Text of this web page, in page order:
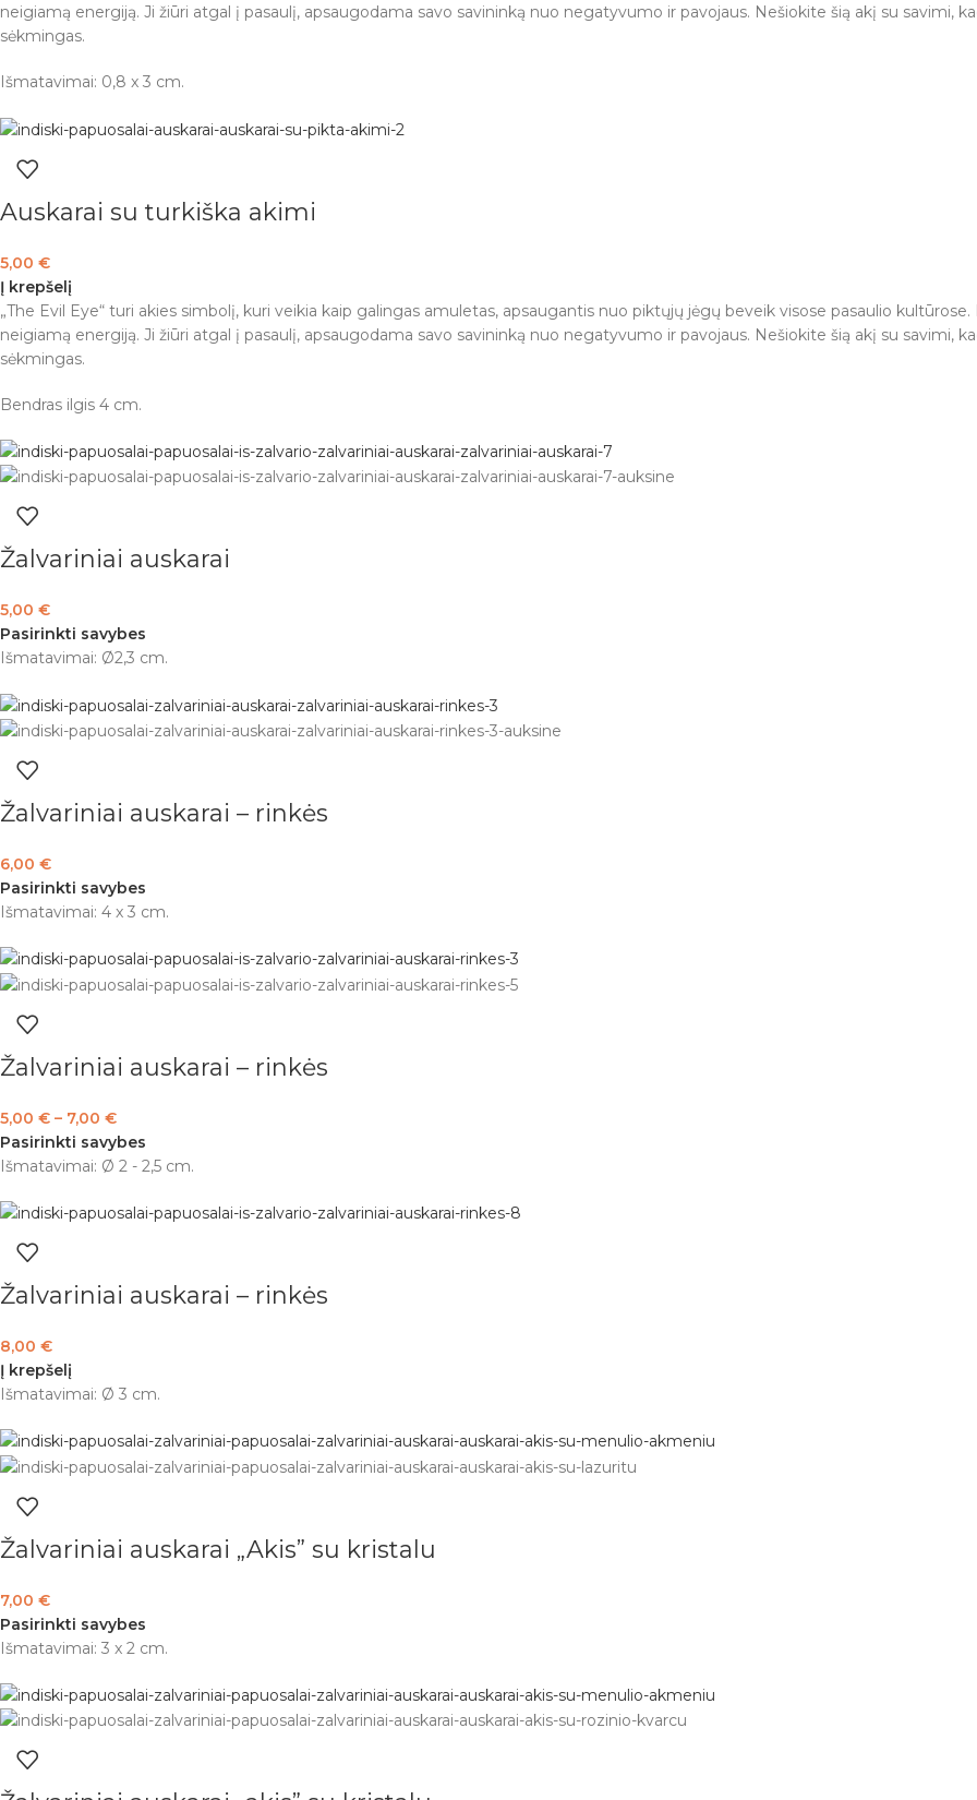
neigiamą energiją. Ji žiūri atgal į pasaulį, apsaugodama savo savininką nuo negatyvumo ir pavojaus. Nešiokite šią akį su savimi,
sėkmingas.
Išmatavimai: 0,8 x 3 cm.
Auskarai su turkiška akimi
5,00 €
Į krepšelį
„The Evil Eye“ turi akies simbolį, kuri veikia kaip galingas amuletas, apsaugantis nuo piktųjų jėgų beveik visose pasaulio
neigiamą energiją. Ji žiūri atgal į pasaulį, apsaugodama savo savininką nuo negatyvumo ir pavojaus. Nešiokite šią akį su savimi,
sėkmingas.
Bendras ilgis 4 cm.
Žalvariniai auskarai
5,00 €
Pasirinkti savybes
Išmatavimai: Ø2,3 cm.
Žalvariniai auskarai – rinkės
6,00 €
Pasirinkti savybes
Išmatavimai: 4 x 3 cm.
Žalvariniai auskarai – rinkės
5,00 € – 7,00 €
Pasirinkti savybes
Išmatavimai: Ø 2 - 2,5 cm.
Žalvariniai auskarai – rinkės
8,00 €
Į krepšelį
Išmatavimai: Ø 3 cm.
Žalvariniai auskarai „Akis” su kristalu
7,00 €
Pasirinkti savybes
Išmatavimai: 3 x 2 cm.